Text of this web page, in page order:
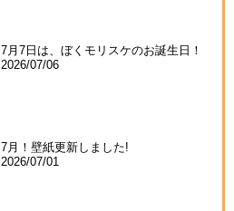
7月7日は、ぼくモリスケのお誕生日！
2026/07/06
7月！壁紙更新しました!
2026/07/01